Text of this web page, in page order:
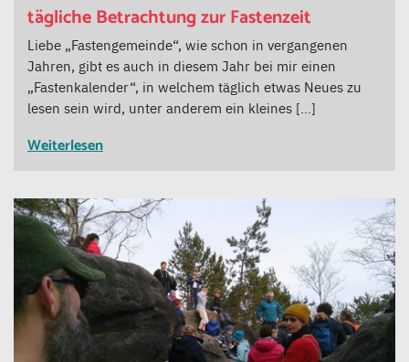
tägliche Betrachtung zur Fastenzeit
Liebe „Fastengemeinde“, wie schon in vergangenen
Jahren, gibt es auch in diesem Jahr bei mir einen
„Fastenkalender“, in welchem täglich etwas Neues zu
lesen sein wird, unter anderem ein kleines […]
Weiterlesen